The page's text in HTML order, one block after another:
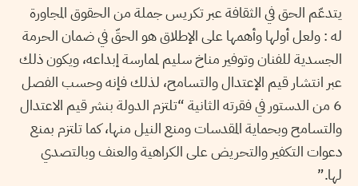
يتدعّم الحق في الثقافة عبر تكريس جملة من الحقوق المجاورة
له : ولعل أولها وأهمها على الإطلاق هو الحقّ في ضمان الحرمة
الجسدية للفنان وتوفير مناخ سليم لممارسة إبداعه، ويكون ذلك
عبر انتشار قيم الإعتدال والتسامح، لذلك فإنه وحسب الفصل
6 من الدستور في فقرته الثانية “تلتزم الدولة بنشر قيم الاعتدال
والتسامح وبحماية المقدسات ومنع النيل منها، كما تلتزم بمنع
دعوات التكفير والتحريض على الكراهية والعنف وبالتصدي
لها.”